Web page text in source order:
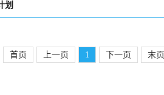
划
首页 上一页 1 下一页 末页